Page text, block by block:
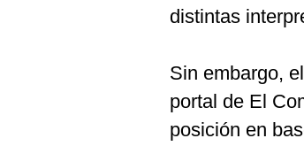
distintas
Sin embargo,
portal de El
posición en